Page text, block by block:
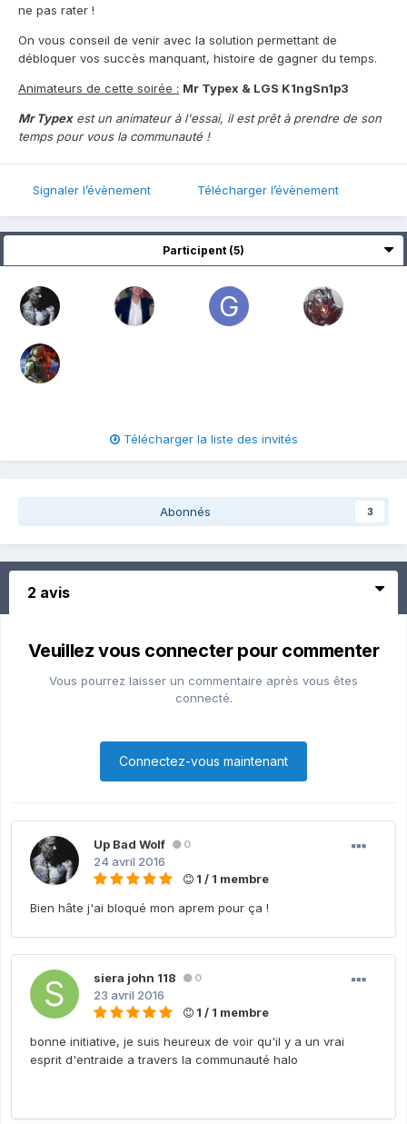
ne pas rater !
On vous conseil de venir avec la solution permettant de
débloquer vos succès manquant, histoire de gagner du temps.
Animateurs de cette soirée : Mr Typex & LGS K1ngSn1p3
Mr Typexest un animateur à l'essai, il est prêt à prendre de son
temps pour vous la communauté !
Signaler l’évènement Télécharger l’évènement
Participent (5)
Télécharger la liste des invités
Abonnés 3
2 avis
Veuillez vous connecter pour commenter
Vous pourrez laisser un commentaire après vous êtes
connecté.
Connectez-vous maintenant
Up Bad Wolf 0
24 avril 2016
1 / 1 membre
Bien hâte j'ai bloqué mon aprem pour ça !
siera john 118 0
23 avril 2016
1 / 1 membre
bonne initiative, je suis heureux de voir qu'il y a un vrai
esprit d'entraide a travers la communauté halo